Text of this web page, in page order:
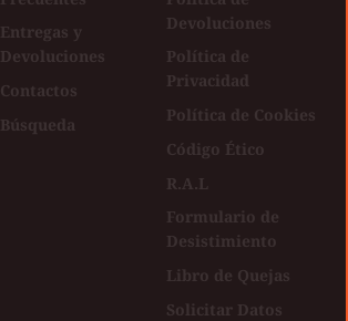
Entregas y
Devoluciones
Contactos
Búsqueda
Devoluciones
Política de
Privacidad
Política de Cookies
Código Ético
R.A.L
Formulario de
Desistimiento
Libro de Quejas
Solicitar Datos